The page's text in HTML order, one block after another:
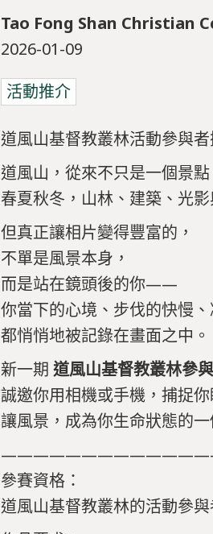
Tao Fong Shan Christian
2026-01-09
活動推介
道風山基督教叢林活動參與
道風山，從來不只是一個景點
春夏秋冬，山林、建築、光
但真正讓相片變得豐富的，
不單是風景本身，
而是站在鏡頭後的你——
你當下的心境、步伐的快慢、
都悄悄地被記錄在畫面之中。
新一期 道風山基督教叢林參
誠邀你用相機或手機，捕捉你
讓風景，成為你生命狀態的一
參賽資格：
道風山基督教叢林的活動參與